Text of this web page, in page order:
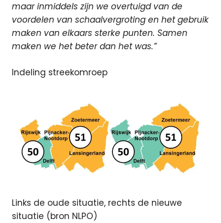
maar inmiddels zijn we overtuigd van de
voordelen van schaalvergroting en het gebruik
maken van elkaars sterke punten. Samen
maken we het beter dan het was.”
Indeling streekomroep
Links de oude situatie, rechts de nieuwe
situatie (bron NLPO)